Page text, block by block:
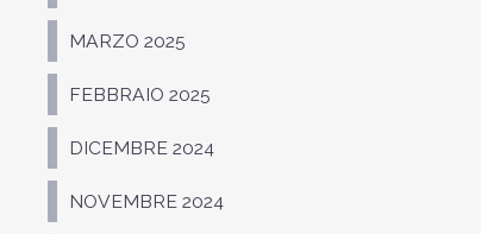
MARZO 2025
FEBBRAIO 2025
DICEMBRE 2024
NOVEMBRE 2024